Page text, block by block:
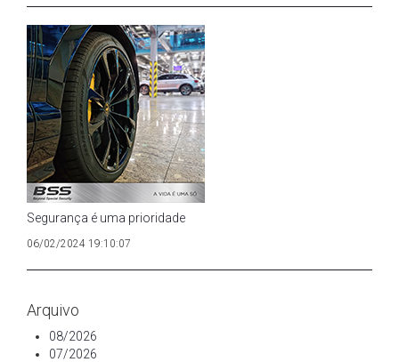
Segurança é uma prioridade
06/02/2024 19:10:07
Arquivo
08/2026
07/2026